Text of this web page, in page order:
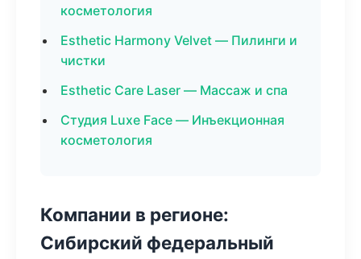
косметология
Esthetic Harmony Velvet — Пилинги и
чистки
Esthetic Care Laser — Массаж и спа
Студия Luxe Face — Инъекционная
косметология
Компании в регионе:
Сибирский федеральный